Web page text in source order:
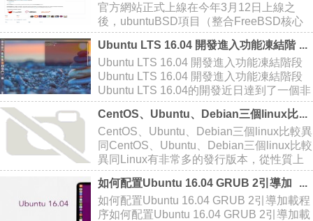
官方網站正式上線在今年3月12日上線之
後，ubuntuBSD項目（整合FreeBSD核心
和Ubuntu Linux）贏得了很多用戶的關注，
項目創始人Jon Boden甚至希望在未來成為
官方Ubu
Ubuntu LTS 16.04 開發進入功能凍結階
段
Ubuntu LTS 16.04 開發進入功能凍結階段
Ubuntu LTS 16.04 開發進入功能凍結階段
Ubuntu LTS 16.04的開發近日達到了一個非
常重要的階段——功能凍結階段，Ubuntu
開發周期通常為6個月
CentOS、Ubuntu、Debian三個linux比
較異同
CentOS、Ubuntu、Debian三個linux比較異
同CentOS、Ubuntu、Debian三個linux比較
異同Linux有非常多的發行版本，從性質上
劃分，大體分為由商業公司維護的商業版本
與由開源社區維護的免費發行版本。商業版
本以Redh
如何配置Ubuntu 16.04 GRUB 2引導加
載程序
如何配置Ubuntu 16.04 GRUB 2引導加載程
序如何配置Ubuntu 16.04 GRUB 2引導加載